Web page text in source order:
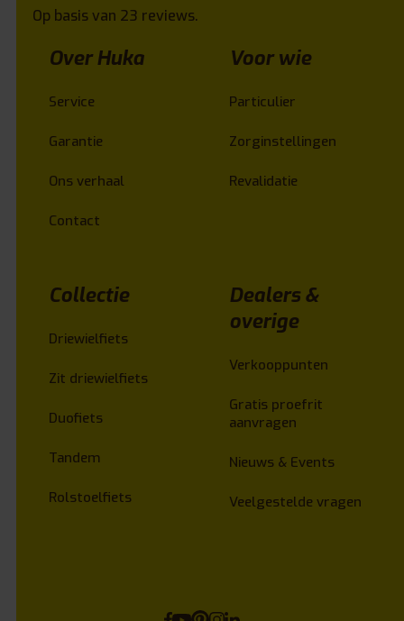
Op basis van 23 reviews.
Over Huka
Service
Garantie
Ons verhaal
Contact
Voor wie
Particulier
Zorginstellingen
Revalidatie
Collectie
Driewielfiets
Zit driewielfiets
Duofiets
Tandem
Rolstoelfiets
Dealers &
overige
Verkooppunten
Gratis proefrit
aanvragen
Nieuws & Events
Veelgestelde vragen